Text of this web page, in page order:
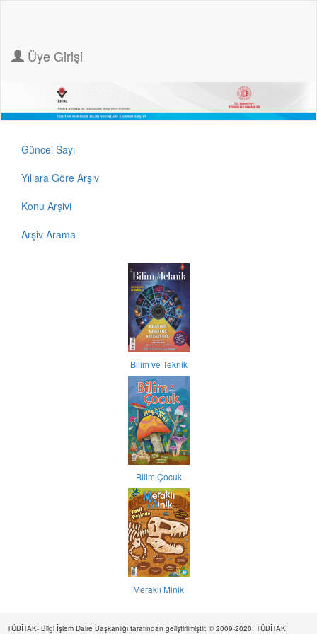
Üye Girişi
Güncel Sayı
Yıllara Göre Arşiv
Konu Arşivi
Arşiv Arama
Bilim ve Teknik
Bilim Çocuk
Meraklı Minik
TÜBİTAK- Bilgi İşlem Daire Başkanlığı tarafından geliştirilmiştir. © 2009-2020, TÜBİTAK